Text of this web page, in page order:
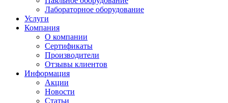
Лабораторное оборудование
Услуги
Компания
О компании
Сертификаты
Производители
Отзывы клиентов
Информация
Акции
Новости
Статьи